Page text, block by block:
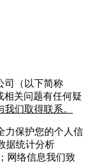
司
（以下简称
相关问题有任何疑
我们取得联系。
力保护您的个人信
据统计分析
网络信息我们致